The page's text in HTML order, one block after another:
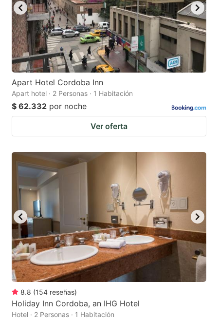
Apart Hotel Cordoba Inn
Apart hotel · 2 Personas · 1 Habitación
$ 62.332 por noche
Ver oferta
8.8 (154 reseñas)
Holiday Inn Cordoba, an IHG Hotel
Hotel · 2 Personas · 1 Habitación